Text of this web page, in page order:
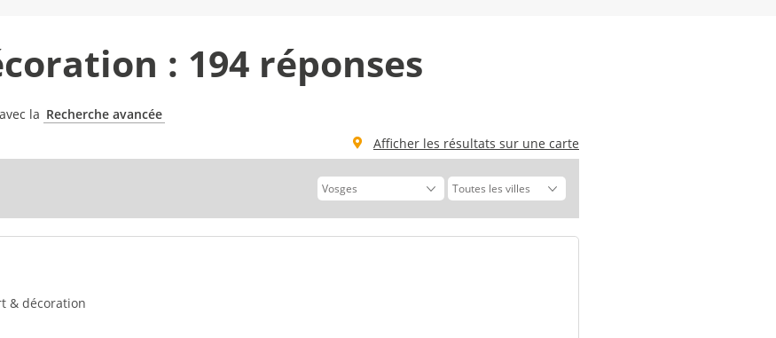
: 194 réponses
la Recherche avancée
Afficher les résultats sur une carte
& décoration